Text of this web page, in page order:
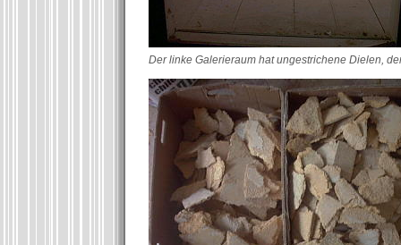
Der linke Galerieraum hat ungestrichene Dielen,